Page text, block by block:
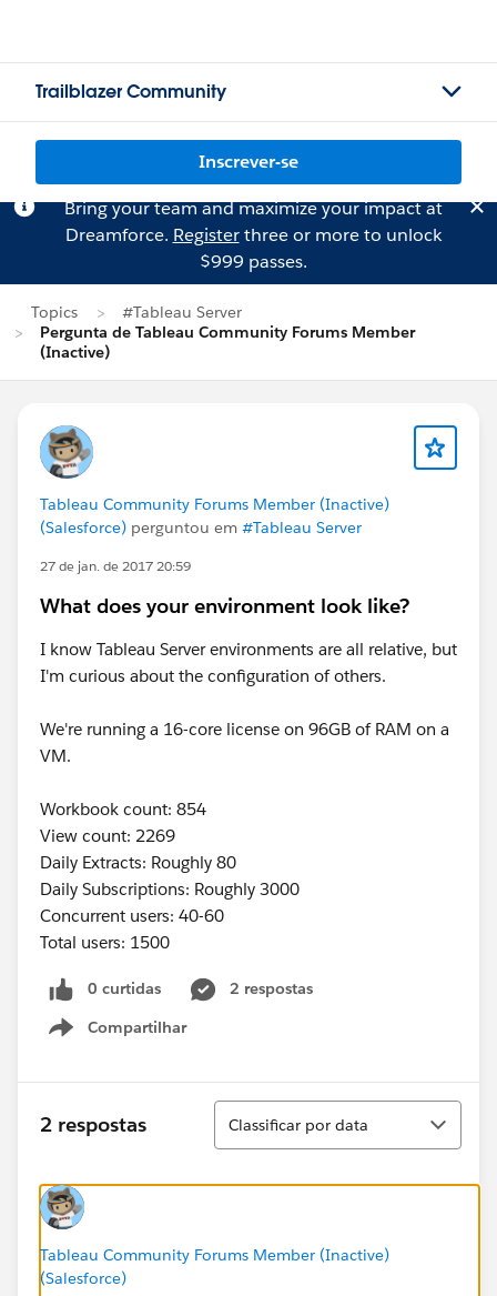
Trailblazer Community
Inscrever-se
Bring your team and maximize your impact at
Dreamforce. Registerthree or more to unlock
$999 passes.
Topics
#Tableau Server
Pergunta de Tableau Community Forums Member
(Inactive)
Tableau Community Forums Member (Inactive)
(Salesforce) perguntou em #Tableau Server
27 de jan. de 2017 20:59
What does your environment look like?
I know Tableau Server environments are all relative, but
I'm curious about the configuration of others.
We're running a 16-core license on 96GB of RAM on a
VM.
Workbook count: 854
View count: 2269
Daily Extracts: Roughly 80
Daily Subscriptions: Roughly 3000
Concurrent users: 40-60
Total users: 1500
0 curtidas
2 respostas
Compartilhar
Show menu
2 respostas
Classificar
Classificar por data
Tableau Community Forums Member (Inactive)
(Salesforce)